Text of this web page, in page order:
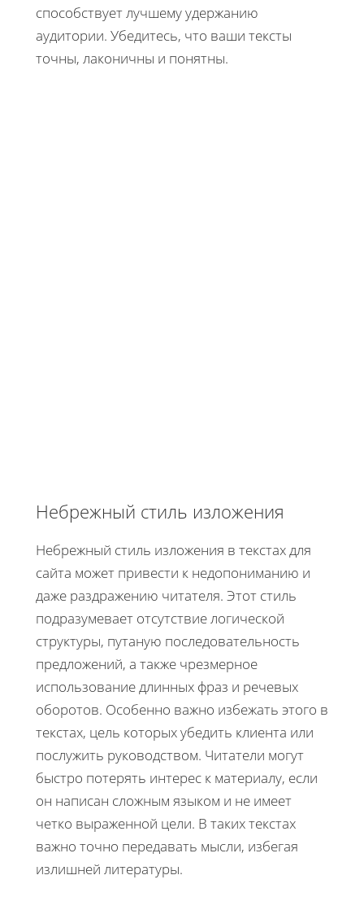
способствует лучшему удержанию
аудитории. Убедитесь, что ваши тексты
точны, лаконичны и понятны.
Небрежный стиль изложения
Небрежный стиль изложения в текстах для
сайта может привести к недопониманию и
даже раздражению читателя. Этот стиль
подразумевает отсутствие логической
структуры, путаную последовательность
предложений, а также чрезмерное
использование длинных фраз и речевых
оборотов. Особенно важно избежать этого в
текстах, цель которых убедить клиента или
послужить руководством. Читатели могут
быстро потерять интерес к материалу, если
он написан сложным языком и не имеет
четко выраженной цели. В таких текстах
важно точно передавать мысли, избегая
излишней литературы.